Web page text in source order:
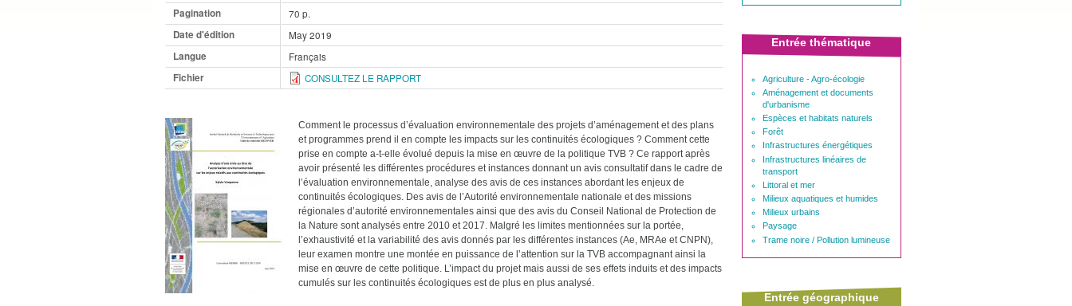
Pagination
70 p.
Date d'édition
May 2019
Langue
Français
Fichier
CONSULTEZ LE RAPPORT
Comment le processus d’évaluation environnementale des projets d’aménagement et des plans
et programmes prend il en compte les impacts sur les continuités écologiques ? Comment cette
prise en compte a-t-elle évolué depuis la mise en œuvre de la politique TVB ? Ce rapport après
avoir présenté les différentes procédures et instances donnant un avis consultatif dans le cadre de
l’évaluation environnementale, analyse des avis de ces instances abordant les enjeux de
continuités écologiques. Des avis de l’Autorité environnementale nationale et des missions
régionales d’autorité environnementales ainsi que des avis du Conseil National de Protection de
la Nature sont analysés entre 2010 et 2017. Malgré les limites mentionnées sur la portée,
l’exhaustivité et la variabilité des avis donnés par les différentes instances (Ae, MRAe et CNPN),
leur examen montre une montée en puissance de l’attention sur la TVB accompagnant ainsi la
mise en œuvre de cette politique. L’impact du projet mais aussi de ses effets induits et des impacts
cumulés sur les continuités écologiques est de plus en plus analysé.
Entrée thématique
Agriculture - Agro-écologie
Aménagement et documents
d'urbanisme
Espèces et habitats naturels
Forêt
Infrastructures énergétiques
Infrastructures linéaires de
transport
Littoral et mer
Milieux aquatiques et humides
Milieux urbains
Paysage
Trame noire / Pollution lumineuse
Entrée géographique